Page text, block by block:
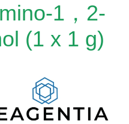
1，2-
(1 x 1 g)